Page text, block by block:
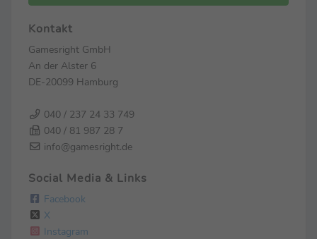
Kontakt
Gamesright GmbH
An der Alster 6
DE-20099 Hamburg
040 / 237 24 33 749
040 / 81 987 28 7
info@gamesright.de
Social Media & Links
Facebook
X
Instagram